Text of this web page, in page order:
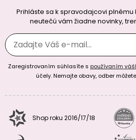
Prihláste sa k spravodajcovi
neutečú vám žiadne novinky,
Zaregistrovaním súhlasíte s používaním
účely. Nemajte obavy, odber
Shop roku 2016/17/18